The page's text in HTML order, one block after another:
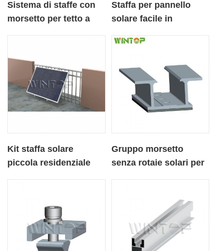
Sistema di staffe con
morsetto per tetto a
Staffa per pannello
solare facile in
angolo per giardino
Kit staffa solare
piccola residenziale
Gruppo morsetto
senza rotaie solari per